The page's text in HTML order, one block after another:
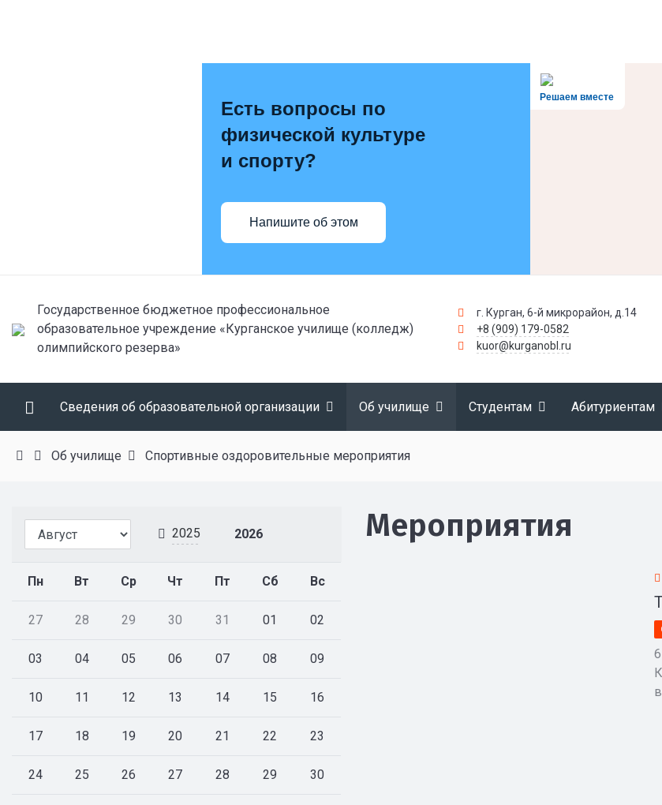
Решаем вместе
Есть вопросы по
физической культуре
и спорту?
Напишите об этом
Государственное бюджетное профессиональное
образовательное учреждение «Курганское училище (колледж)
олимпийского резерва»
г. Курган, 6-й микрорайон, д.14
+8 (909) 179-0582
kuor@kurganobl.ru
Сведения об образовательной организации Об училище Студентам Абитуриентам
Об училище Спортивные оздоровительные мероприятия
2025 2026
Пн Вт Ср Чт Пт Сб Вс
27 28 29 30 31 01 02
03 04 05 06 07 08 09
10 11 12 13 14 15 16
17 18 19 20 21 22 23
24 25 26 27 28 29 30
Мероприятия